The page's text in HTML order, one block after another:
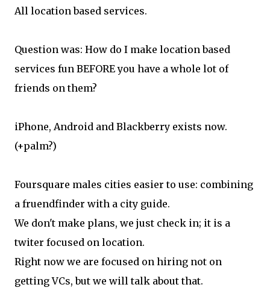
All location based services.
Question was: How do I make location based
services fun BEFORE you have a whole lot of
friends on them?
iPhone, Android and Blackberry exists now.
(+palm?)
Foursquare males cities easier to use: combining
a fruendfinder with a city guide.
We don't make plans, we just check in; it is a
twiter focused on location.
Right now we are focused on hiring not on
getting VCs, but we will talk about that.